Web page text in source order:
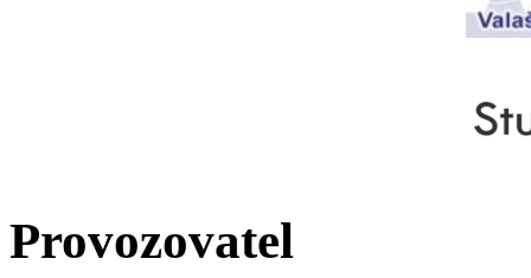
Provozovatel